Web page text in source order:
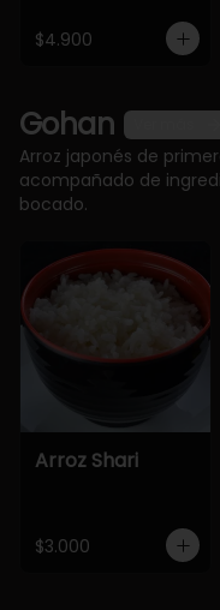
$4.900
Gohan
Arroz japonés de
acompañado de
bocado.
Arroz Shari
$3.000